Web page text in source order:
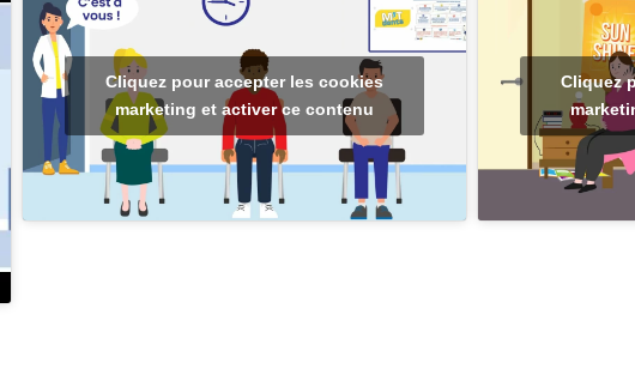
Cliquez pour accepter les cookies
marketing et activer ce contenu
Cliquez